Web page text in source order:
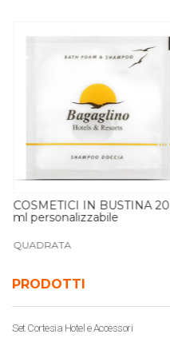
PRODOTTI
Set Cortesia Hotel e Accessori
COSMETICI IN BUSTINA 20
ml personalizzabile
QUADRATA